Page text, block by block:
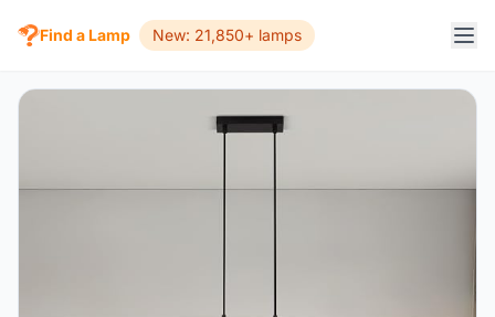
Find a Lamp New: 21,850+ lamps